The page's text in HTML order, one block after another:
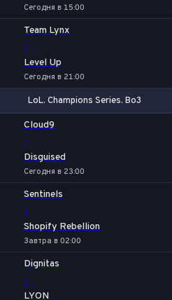
Сегодня в 15:00
Team Lynx
-
Level Up
Сегодня в 21:00
LoL. Champions Series. Bo3
Cloud9
-
Disguised
Сегодня в 23:00
Sentinels
-
Shopify Rebellion
Завтра в 02:00
Dignitas
-
LYON